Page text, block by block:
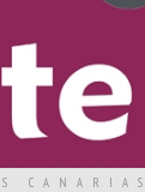
CANARIAS